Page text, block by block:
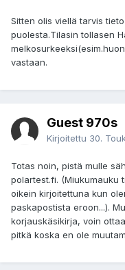
Sitten olis viellä tarvis
puolesta.Tilasin tollasen
vastaan.
Guest 970s
Kirjoitettu 30.
Totas noin, pistä mulle
polartest.fi. (Miukumauku
oikein kirjoitettuna kun
paskapostista eroon...).
korjauskäsikirja, voin
pitkä koska en ole